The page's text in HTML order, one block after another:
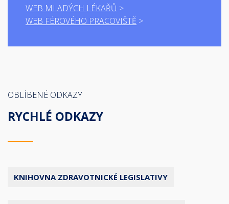
WEB MLADÝCH LÉKAŘŮ
WEB FÉROVÉHO PRACOVIŠTĚ
OBLÍBENÉ ODKAZY
RYCHLÉ ODKAZY
KNIHOVNA ZDRAVOTNICKÉ LEGISLATIVY